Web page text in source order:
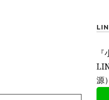
源